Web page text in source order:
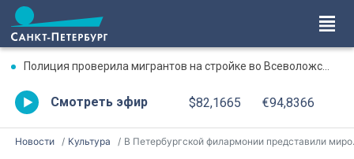
Полиция проверила мигрантов на стройке во Всеволожском районе
Смотреть эфир $82,1665 €94,8366
Новости Культура В Петербургской филармонии представили мировую премьеру «Симфонии-реквиема» памяти жертв Чернобыля